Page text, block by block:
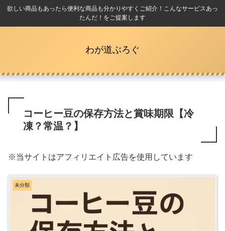
欲しい商品もあったら便利な商品も分かりやすくご紹介！こんなサービスあっ
たんだ！をご提案します
わが道ぶろぐ
コーヒー豆の保存方法と賞味期限【冷
凍？常温？】
※当サイトはアフィリエイト広告を使用しています
未分類